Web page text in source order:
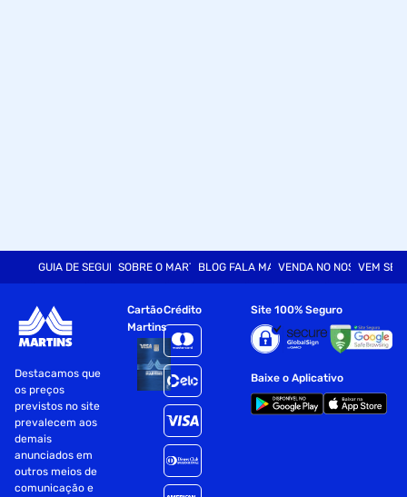
GUIA DE SEGURANÇASOBRE O MARTINSBLOG FALA MARTVENDA NO NOSSO SITE
VEM SER
Destacamos que
os preços
previstos no site
prevalecem aos
demais
anunciados em
outros meios de
comunicação e
Cartão
Martins
Crédito Site 100% Seguro
Baixe o Aplicativo